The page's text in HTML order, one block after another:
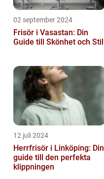
02 september 2024
Frisör i Vasastan: Din
Guide till Skönhet och Stil
12 juli 2024
Herrfrisör i Linköping: Din
guide till den perfekta
klippningen